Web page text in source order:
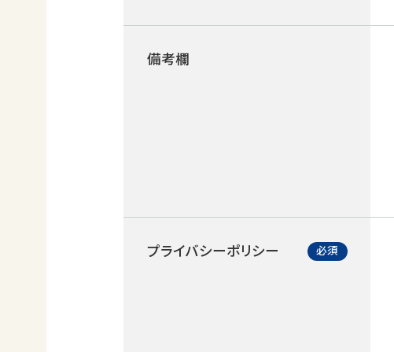
備考欄
プライバシーポリシー